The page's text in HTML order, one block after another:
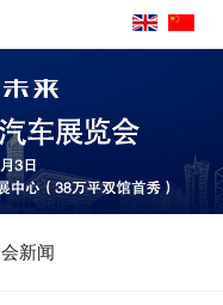
新闻